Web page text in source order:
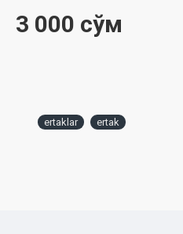
3 000 сўм
ertaklar ertak